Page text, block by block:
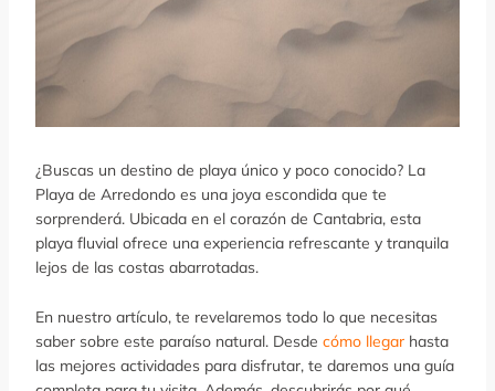
¿Buscas un destino de playa único y poco conocido? La
Playa de Arredondo es una joya escondida que te
sorprenderá. Ubicada en el corazón de Cantabria, esta
playa fluvial ofrece una experiencia refrescante y tranquila
lejos de las costas abarrotadas.
En nuestro artículo, te revelaremos todo lo que necesitas
saber sobre este paraíso natural. Desde cómo llegarhasta
las mejores actividades para disfrutar, te daremos una guía